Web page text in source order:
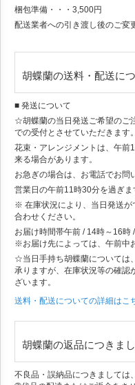
梱包準備・・・3,500円
配送業者への引き渡し後のご変
胡蝶蘭の送料・配送に
■ 発送について
☆胡蝶蘭の当日発送ご希望のご
での受付とさせていただきます。
花束・アレンジメントは、午前
来る場合があります。
お急ぎの場合は、お電話でお問
営業日の午前11時30分を過ぎま
※ 在庫状況により、当日発送が
合わせください。
お届け時間帯午前 / 14時～16時
※お届け先によっては、午前中
☆当日手持ち胡蝶蘭については
承りますが、在庫状況等の確認
ざいます。
送料・配送についての詳細はこ
胡蝶蘭の返品につきま
不良品・誤納品につきましては